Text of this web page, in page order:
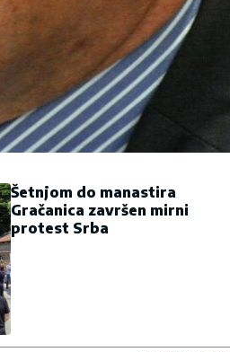
Šetnjom do manastira
Gračanica završen mirni
protest Srba